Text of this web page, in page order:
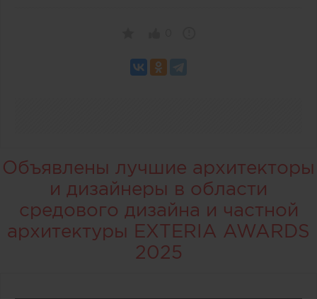
Объявлены лучшие архитекторы
и дизайнеры в области
средового дизайна и частной
архитектуры EXTERIA AWARDS
2025